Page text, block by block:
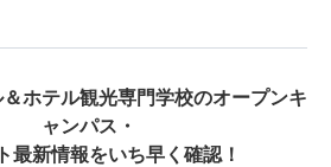
ホテル観光専門学校のオープンキ
ャンパス・
最新情報をいち早く確認！